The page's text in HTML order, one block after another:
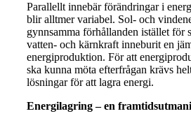
Parallellt innebär förändringar i
blir alltmer variabel. Sol- och
gynnsamma förhållanden istället för
vatten- och kärnkraft inneburit en
energiproduktion. För att
ska kunna möta efterfrågan krävs
lösningar för att lagra energi.
Energilagring – en